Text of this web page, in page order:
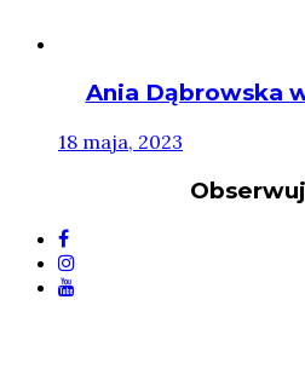
Ania Dąbrowska
18 maja, 2023